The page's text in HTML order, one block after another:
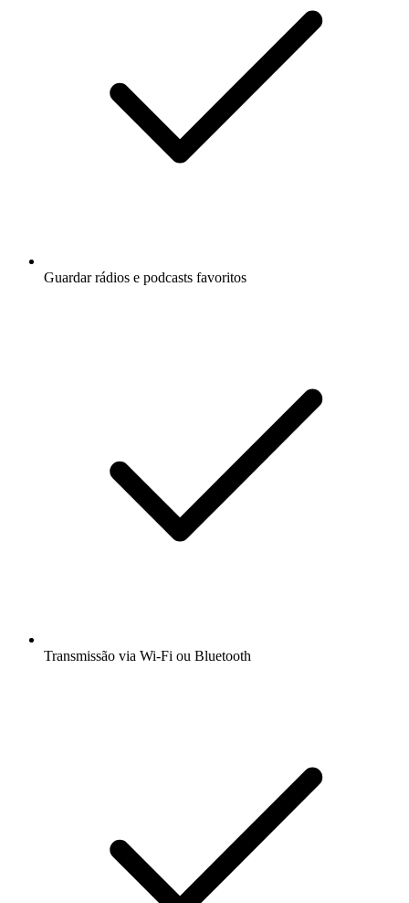
Guardar rádios e podcasts favoritos
Transmissão via Wi-Fi ou Bluetooth